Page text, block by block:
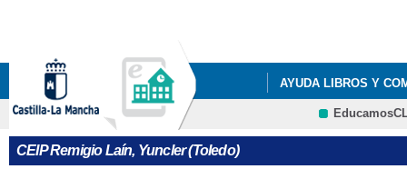
AYUDA LIBROS Y
LISTADOS DE
CEIP Remigio Laín, Yuncler (Toledo)